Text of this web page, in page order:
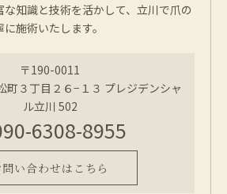
な知識と技術を活かして、立川で爪の
施術いたします。
〒190-0011
町３丁目２６−１３ プレジデンシャ
ル立川 502
6308-8955
問い合わせはこちら